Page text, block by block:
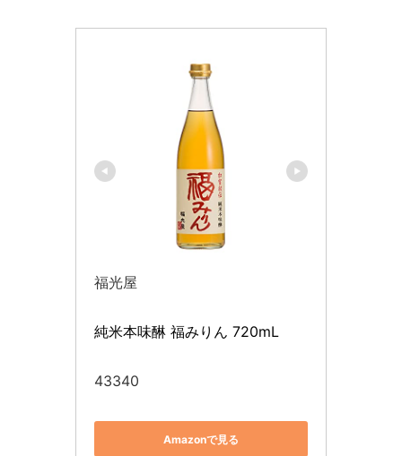
福光屋
純米本味醂 福みりん 720mL
43340
Amazonで見る